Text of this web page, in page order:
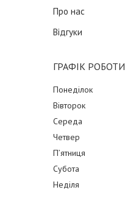
Про нас
Відгуки
ГРАФІК РОБОТИ
Понеділок
Вівторок
Середа
Четвер
Пʼятниця
Субота
Неділя